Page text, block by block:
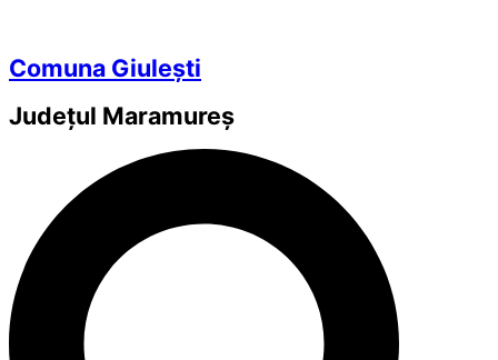
Comuna Giulești
Județul Maramureș